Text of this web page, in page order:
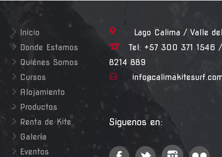
Inicio
Donde Estamos
Quiénes Somos
Cursos
Alojamiento
Productos
Renta de Kite
Galería
Eventos
Lago Calima / Valle del
Tel: +57 300 371 1546 /
8214 889
Siguenos en: